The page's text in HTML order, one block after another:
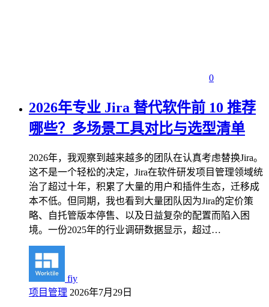
0
2026年专业 Jira 替代软件前 10 推荐
哪些？多场景工具对比与选型清单
2026年，我观察到越来越多的团队在认真考虑替换Jira。
这不是一个轻松的决定，Jira在软件研发项目管理领域统
治了超过十年，积累了大量的用户和插件生态，迁移成
本不低。但同期，我也看到大量团队因为Jira的定价策
略、自托管版本停售、以及日益复杂的配置而陷入困
境。一份2025年的行业调研数据显示，超过…
fiy
项目管理 2026年7月29日